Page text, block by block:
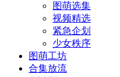
图萌选集
视频精选
紧急企划
少女秩序
图萌工坊
合集放流